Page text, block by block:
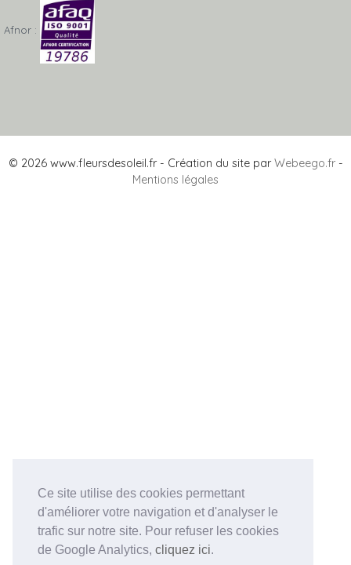
Afnor :
Ce site utilise des cookies permettant
d'améliorer votre navigation et d'analyser le
trafic sur notre site. Pour refuser les cookies
de Google Analytics, cliquez ici.
© 2026 www.fleursdesoleil.fr - Création du site parWebeego.fr-
Mentions légales